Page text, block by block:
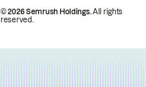
© 2026 Semrush Holdings.All rights
reserved.